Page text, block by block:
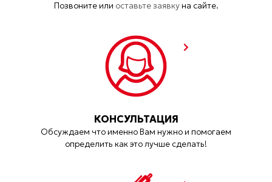
Позвоните или оставьте заявкуна сайте.
КОНСУЛЬТАЦИЯ
Обсуждаем что именно Вам нужно и помогаем
определить как это лучше сделать!